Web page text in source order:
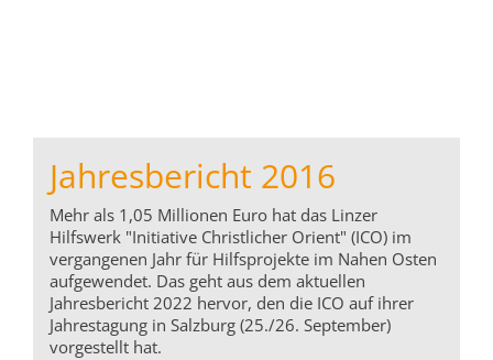
Jahresbericht 2016
Mehr als 1,05 Millionen Euro hat das Linzer
Hilfswerk "Initiative Christlicher Orient" (ICO) im
vergangenen Jahr für Hilfsprojekte im Nahen Osten
aufgewendet. Das geht aus dem aktuellen
Jahresbericht 2022 hervor, den die ICO auf ihrer
Jahrestagung in Salzburg (25./26. September)
vorgestellt hat.